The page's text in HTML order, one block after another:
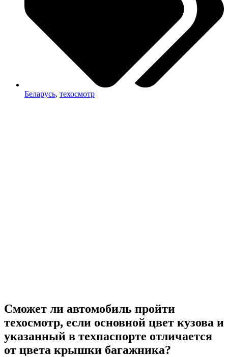
Беларусь, техосмотр
Сможет ли автомобиль пройти
техосмотр, если основной цвет кузова и
указанный в техпаспорте отличается
от цвета крышки багажника?